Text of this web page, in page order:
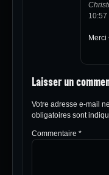
10:57
Merci
Laisser un
Votre adresse e-mail
obligatoires sont
Commentaire *